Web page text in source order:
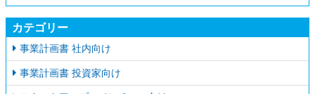
カテゴリー
事業計画書 社内向け
事業計画書 投資家向け